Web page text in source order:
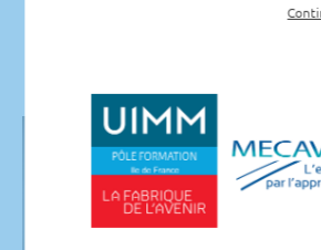
sur la féminisation des métiers liés à la